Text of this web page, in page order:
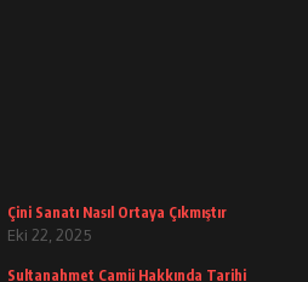
Çini Sanatı Nasıl Ortaya Çıkmıştır
Eki 22, 2025
Sultanahmet Camii Hakkında Tarihi